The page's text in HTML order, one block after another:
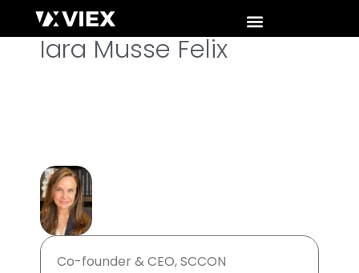
Iara Musse Felix
Co-founder & CEO, SCCON